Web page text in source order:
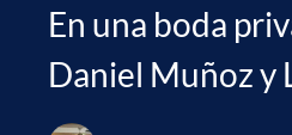
En una boda
Daniel Muñoz y